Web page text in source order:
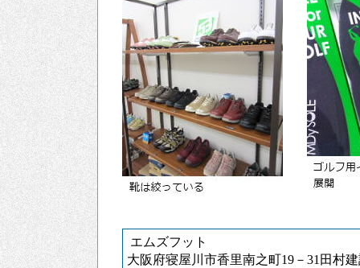
エムズフット
大阪府寝屋川市香里南之町19－31田村